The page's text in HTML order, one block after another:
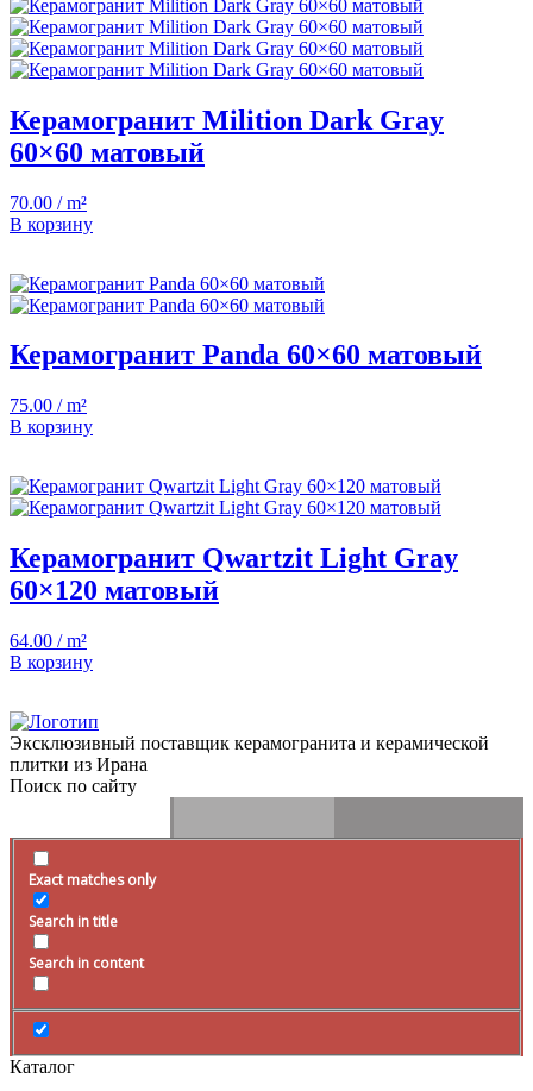
Керамогранит Milition Dark Gray
60×60 матовый
70.00 / m²
В корзину
Керамогранит Panda 60×60 матовый
75.00 / m²
В корзину
Керамогранит Qwartzit Light Gray
60×120 матовый
64.00 / m²
В корзину
Эксклюзивный поставщик керамогранита и керамической
плитки из Ирана
Поиск по сайту
Exact matches only
Search in title
Search in content
Каталог